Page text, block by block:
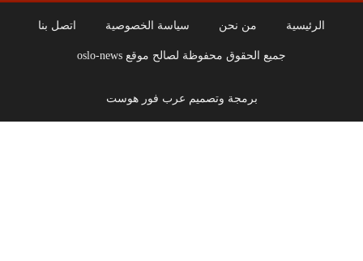
الرئيسية من نحن سياسة الخصوصية اتصل بنا
جميع الحقوق محفوظة لصالح موقع oslo-news
برمجة وتصميم عرب فور هوست